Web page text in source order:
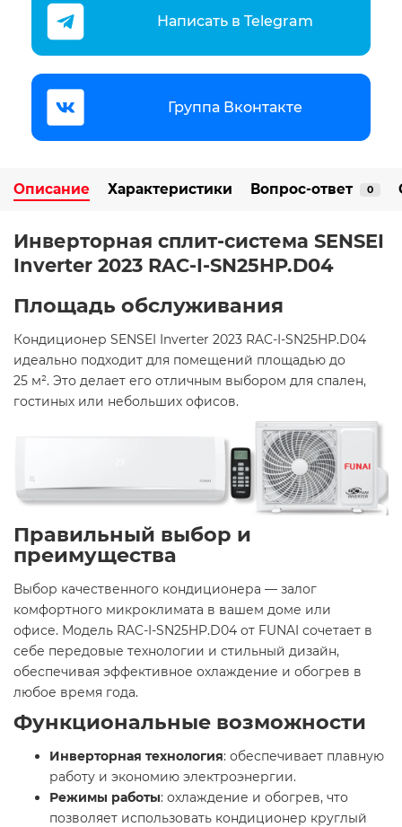
Написать в Telegram
Группа Вконтакте
Описание Характеристики Вопрос-ответ 0
Инверторная сплит-система SENSEI
Inverter 2023 RAC-I-SN25HP.D04
Площадь обслуживания
Кондиционер SENSEI Inverter 2023 RAC-I-SN25HP.D04
идеально подходит для помещений площадью до
25 м². Это делает его отличным выбором для спален,
гостиных или небольших офисов. ​
Правильный выбор и
преимущества
Выбор качественного кондиционера — залог
комфортного микроклимата в вашем доме или
офисе. Модель RAC-I-SN25HP.D04 от FUNAI сочетает в
себе передовые технологии и стильный дизайн,
обеспечивая эффективное охлаждение и обогрев в
любое время года. ​
Функциональные возможности
Инверторная технология: обеспечивает плавную
работу и экономию электроэнергии.​
Режимы работы: охлаждение и обогрев, что
позволяет использовать кондиционер круглый